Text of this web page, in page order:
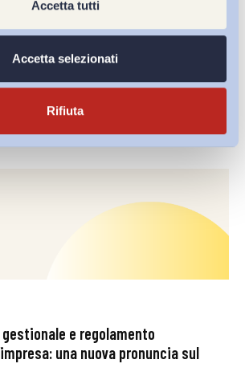
Accetta tutti
Accetta selezionati
Rifiuta
sociale e linguistica sul
e regolamento
una nuova pronuncia sul